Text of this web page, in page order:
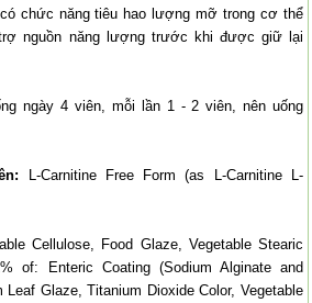
có chức năng tiêu hao lượng mỡ trong cơ thể
nguồn năng lượng trước khi được giữ lại
ngày 4 viên, mỗi lần 1 - 2 viên, nên uống
L-Carnitine Free Form (as L-Carnitine L-
Cellulose, Food Glaze, Vegetable Stearic
of: Enteric Coating (Sodium Alginate and
Glaze, Titanium Dioxide Color, Vegetable